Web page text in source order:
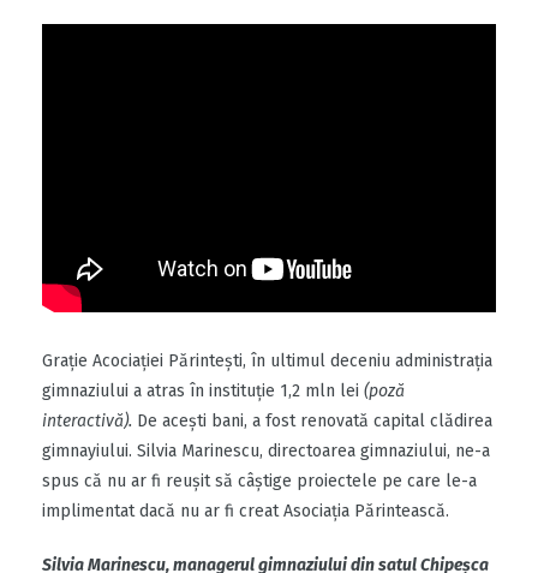
Grație Acociației Părintești, în ultimul deceniu administrația
gimnaziului a atras în instituție 1,2 mln lei (poză
interactivă). De acești bani, a fost renovată capital clădirea
gimnayiului. Silvia Marinescu, directoarea gimnaziului, ne-a
spus că nu ar fi reușit să câștige proiectele pe care le-a
implimentat dacă nu ar fi creat Asociația Părintească.
Silvia Marinescu, managerul gimnaziului din satul Chipeșca